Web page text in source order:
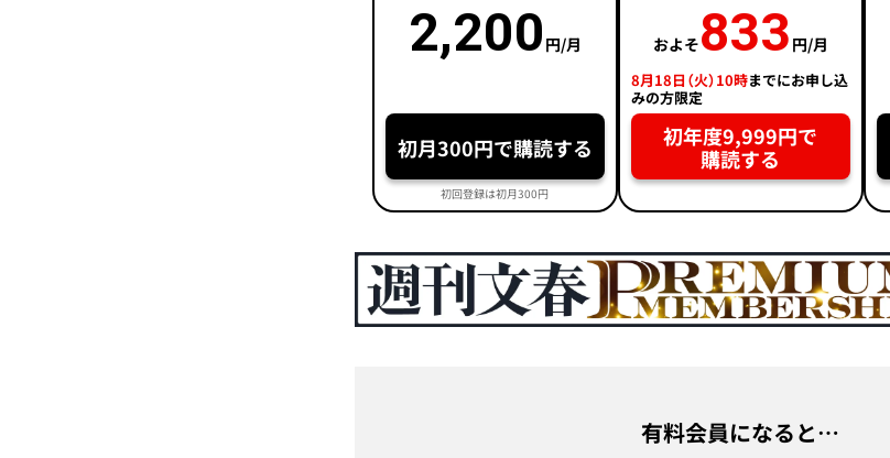
2,200 円/月
初月300円で購読する
初回登録は初月300円
およそ833 円/月
8月18日（火）10時までにお申し込
みの方限定
初年度9,999円で
購読する
有料会員になると…